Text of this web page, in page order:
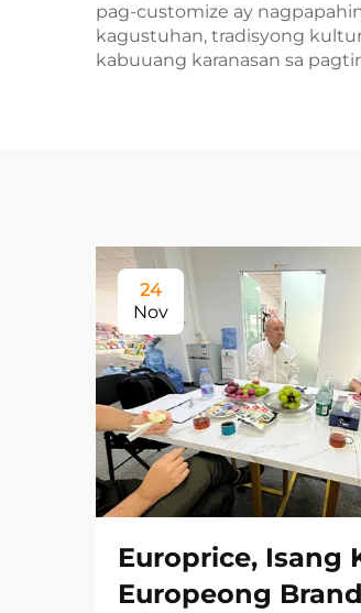
pag-customize ay
kagustuhan, tradisyong
kabuuang karanasan sa
24
Nov
Europrice, Isang
Europeong